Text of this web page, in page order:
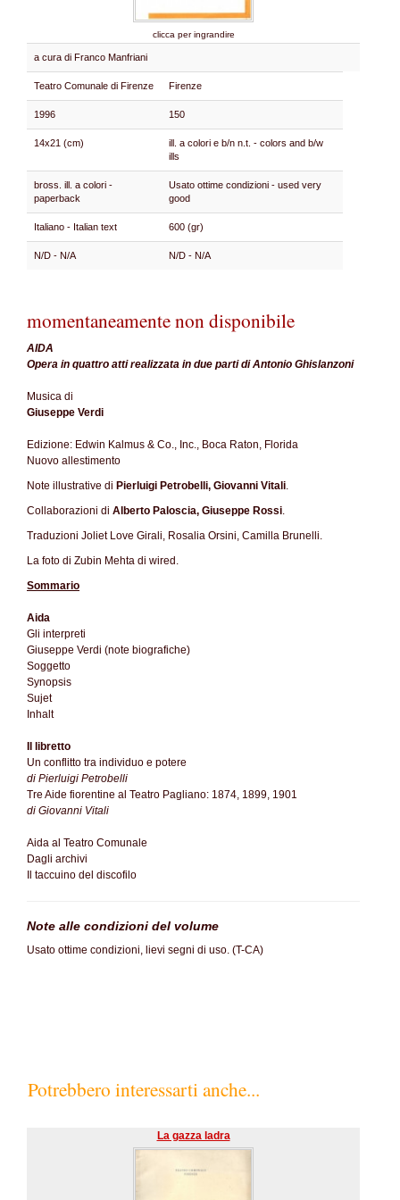
clicca per ingrandire
a cura di Franco Manfriani
Teatro Comunale di Firenze Firenze
1996 150
14x21 (cm)
ill. a colori e b/n n.t. - colors and b/w
ills
bross. ill. a colori -
paperback
Usato ottime condizioni - used very
good
Italiano - Italian text 600 (gr)
N/D - N/A N/D - N/A
momentaneamente non disponibile
AIDA
Opera in quattro atti realizzata in due parti di Antonio Ghislanzoni
Musica di
Giuseppe Verdi
Edizione: Edwin Kalmus & Co., Inc., Boca Raton, Florida
Nuovo allestimento
Note illustrative di Pierluigi Petrobelli, Giovanni Vitali.
Collaborazioni di Alberto Paloscia, Giuseppe Rossi.
Traduzioni Joliet Love Girali, Rosalia Orsini, Camilla Brunelli.
La foto di Zubin Mehta di wired.
Sommario
Aida
Gli interpreti
Giuseppe Verdi (note biografiche)
Soggetto
Synopsis
Sujet
Inhalt
Il libretto
Un conflitto tra individuo e potere
di Pierluigi Petrobelli
Tre Aide fiorentine al Teatro Pagliano: 1874, 1899, 1901
di Giovanni Vitali
Aida al Teatro Comunale
Dagli archivi
Il taccuino del discofilo
Note alle condizioni del volume
Usato ottime condizioni, lievi segni di uso. (T-CA)
Potrebbero interessarti anche...
La gazza ladra